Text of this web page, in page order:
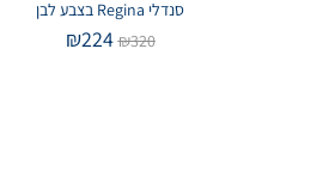
סנדלי Regina בצבע לבן
₪320
₪224